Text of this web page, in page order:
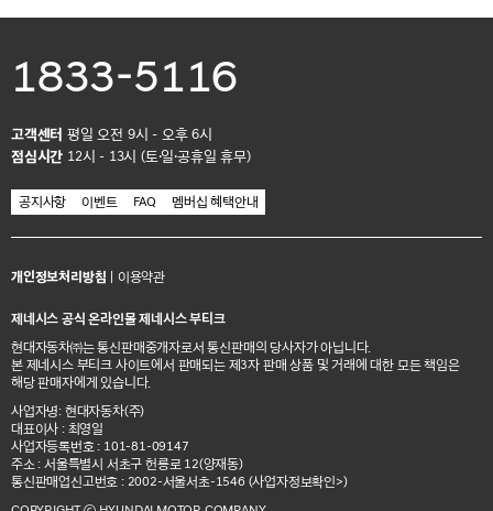
1833-5116
고객센터 평일 오전 9시 - 오후 6시
점심시간 12시 - 13시 (토·일·공휴일 휴무)
공지사항 이벤트 FAQ 멤버십 혜택안내
개인정보처리방침 | 이용약관
제네시스 공식 온라인몰 제네시스 부티크
현대자동차㈜는 통신판매중개자로서 통신판매의 당사자가 아닙니다.
본 제네시스 부티크 사이트에서 판매되는 제3자 판매 상품 및 거래에 대한 모든 책임은
해당 판매자에게 있습니다.
사업자명: 현대자동차(주)
대표이사 : 최영일
사업자등록번호 : 101-81-09147
주소 : 서울특별시 서초구 헌릉로 12(양재동)
통신판매업신고번호 : 2002-서울서초-1546 (사업자정보확인>)